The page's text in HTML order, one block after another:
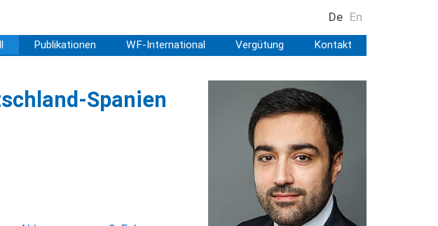
De En
Publikationen WF-International Vergütung Kontakt
Spanien